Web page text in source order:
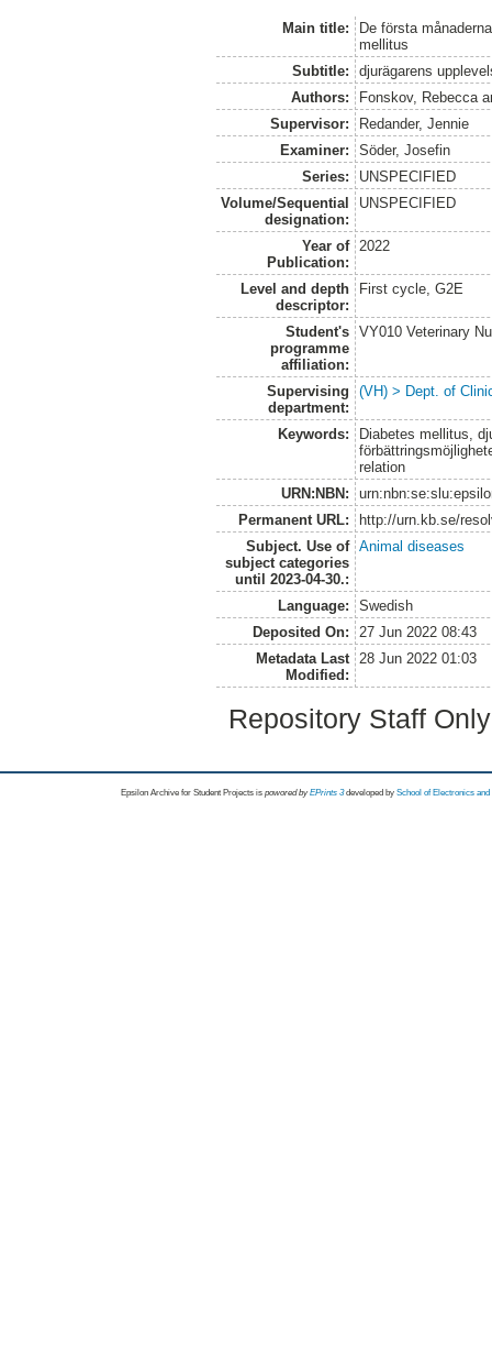
Main title:
De första
mellitus
Subtitle:
djurägarens
Authors:
Fonskov, Rebecca
Supervisor:
Redander, Jennie
Examiner:
Söder, Josefin
Series:
UNSPECIFIED
Volume/Sequential
designation:
UNSPECIFIED
Year of
Publication:
2022
Level and depth
descriptor:
First cycle, G2E
Student's
programme
affiliation:
VY010 Veterinary
Supervising
department:
(VH) > Dept. of
Keywords:
Diabetes mellitus,
relation
URN:NBN:
Permanent URL:
http://urn.kb.se/
Subject. Use of
subject categories
until 2023-04-30.:
Animal diseases
Language:
Swedish
Deposited On:
27 Jun 2022 08:43
Metadata Last
Modified:
28 Jun 2022 01:03
Repository Staff
Epsilon Archive for Student Projects is powored byEPrints 3 developed by School of Electronics